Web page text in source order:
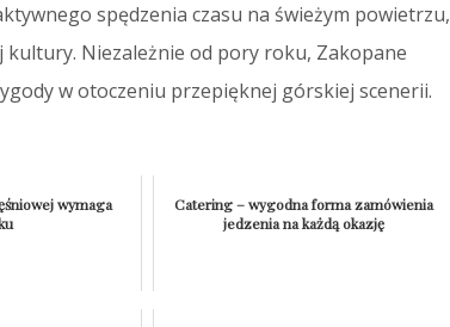
spędzenia czasu na świeżym powietrzu,
Niezależnie od pory roku, Zakopane
w otoczeniu przepięknej górskiej scenerii.
wymaga
Catering – wygodna forma zamówienia
jedzenia na każdą okazję